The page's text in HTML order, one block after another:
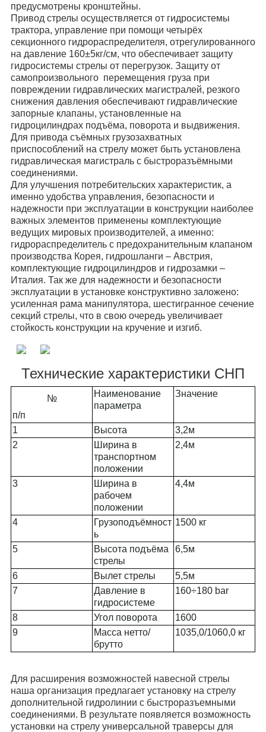
предусмотрены кронштейны.
Привод стрелы осуществляется от гидросистемы
трактора, управление при помощи четырёх
секционного гидрораспределителя, отрегулированного
на давление 160±5кг/см, что обеспечивает защиту
гидросистемы стрелы от перегрузок. Защиту от
самопроизвольного перемещения груза при
повреждении гидравлических магистралей, резкого
снижения давления обеспечивают гидравлические
запорные клапаны, установленные на
гидроцилиндрах подъёма, поворота и выдвижения.
Для привода съёмных грузозахватных
приспособлений на стрелу может быть установлена
гидравлическая магистраль с быстроразъёмными
соединениями.
Для улучшения потребительских характеристик, а
именно удобства управления, безопасности и
надежности при эксплуатации в конструкции наиболее
важных элементов применены комплектующие
ведущих мировых производителей, а именно:
гидрораспределитель с предохранительным клапаном
производства Корея, гидрошланги – Австрия,
комплектующие гидроцилиндров и гидрозамки –
Италия. Так же для надежности и безопасности
эксплуатации в установке конструктивно заложено:
усиленная рама манипулятора, шестигранное сечение
секций стрелы, что в свою очередь увеличивает
стойкость конструкции на кручение и изгиб.
Технические характеристики СНП
№
п/п
Наименование
параметра
Значение
1 Высота
3,2м
2
Ширина в
транспортном
положении
2,4м
3
Ширина в
рабочем
положении
4,4м
4
Грузоподъёмност
ь
1500 кг
5
Высота подъёма
стрелы
6,5м
6 Вылет стрелы
5,5м
7
Давление в
гидросистеме
160÷180 bar
8 Угол поворота 1600
9
Масса нетто/
брутто
1035,0/1060,0 кг
Для расширения возможностей навесной стрелы
наша организация предлагает установку на стрелу
дополнительной гидролинии с быстроразъемными
соединениями. В результате появляется возможность
установки на стрелу универсальной траверсы для